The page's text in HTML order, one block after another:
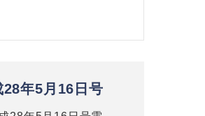
28年5月16日号